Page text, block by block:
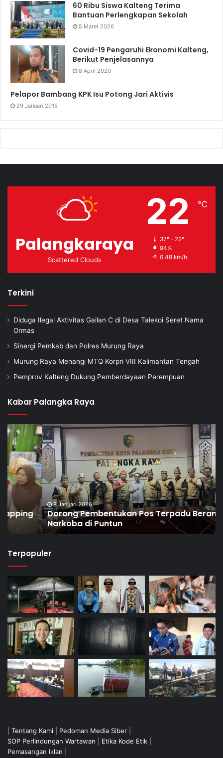
60 Ribu Siswa Kalteng Terima
Bantuan Perlengkapan Sekolah
5 Maret 2026
Covid-19 Pengaruhi Ekonomi Kalteng,
Berikut Penjelasannya
8 April 2020
Pelapor Bambang KPK Isu Potong Jari Aktivis
29 Januari 2015
Palangkaraya
Scattered Clouds
22 ℃
37º - 22º
94%
0.48 km/h
Terkini
Diduga Ilegal Aktivitas Gailan C di Desa Talekoi Seret Nama
Ormas
Sinergi Pemkab dan Polres Murung Raya
Murung Raya Menangi MTQ Korpri VIII Kalimantan Tengah
Pemprov Kalteng Dukung Pemberdayaan Perempuan
Kabar Palangka Raya
8 Januari 2026
Dorong Pembentukan Pos Terpadu Berantas
Narkoba di Puntun
Terpopuler
Tentang Kami Pedoman Media Siber
SOP Perlindungan Wartawan
Etika Kode Etik
Pemasangan Iklan